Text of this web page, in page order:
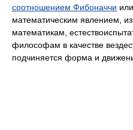
соотношением Фибоначчи или
математическим явлением,
математикам,
философам в качестве
подчиняется форма и